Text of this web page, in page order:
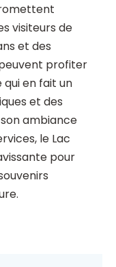
visiteurs de
et des
profiter
en fait un
et des
ambiance
le Lac
pour